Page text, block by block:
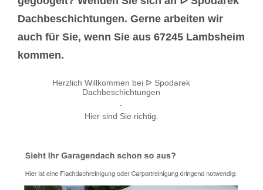
Dachbeschichtungen. Gerne arbeiten wir
auch für Sie, wenn Sie aus 67245 Lambsheim
kommen.
Herzlich Willkommen bei ᐅ Spodarek
Dachbeschichtungen
-
Hier sind Sie richtig.